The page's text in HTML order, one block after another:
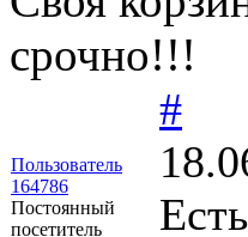
срочно!!!
Пользователь
164786
Постоянный
посетитель
#